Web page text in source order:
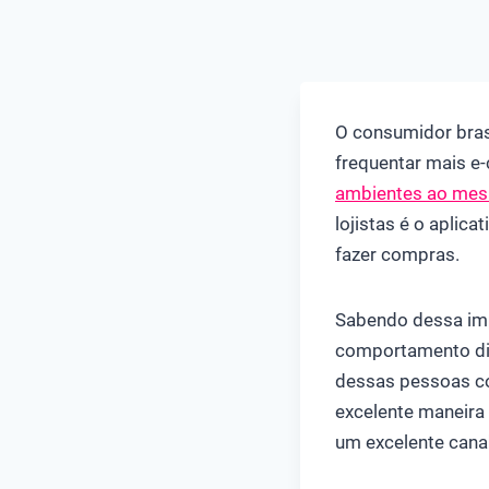
O consumidor
frequentar mais
ambientes ao
lojistas é o
fazer compras.
Sabendo dessa
comportamento
dessas pessoas
excelente
um excelente